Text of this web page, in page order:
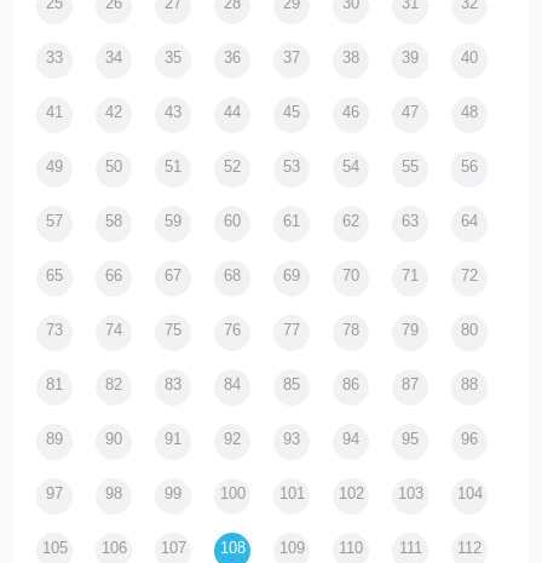
33 34 35 36 37 38 39 40
41 42 43 44 45 46 47 48
49 50 51 52 53 54 55 56
57 58 59 60 61 62 63 64
65 66 67 68 69 70 71 72
73 74 75 76 77 78 79 80
81 82 83 84 85 86 87 88
89 90 91 92 93 94 95 96
97 98 99 100 101 102 103 104
105 106 107 108 109 110 111 112